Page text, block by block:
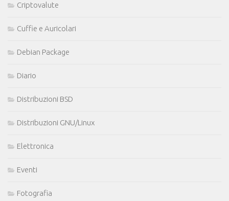
Criptovalute
Cuffie e Auricolari
Debian Package
Diario
Distribuzioni BSD
Distribuzioni GNU/Linux
Elettronica
Eventi
Fotografia